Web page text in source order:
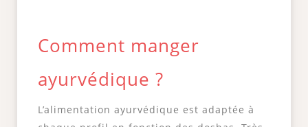
Comment manger
ayurvédique ?
L’alimentation ayurvédique est adaptée à